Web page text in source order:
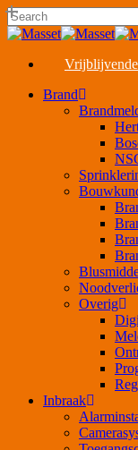
Skip
to
content
Close
Menu
Brand
Overig
Inbraak